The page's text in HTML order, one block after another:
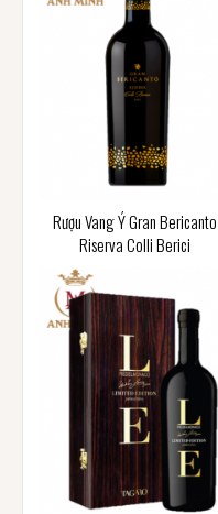
Rượu Vang Ý Gran Bericanto
Riserva Colli Berici